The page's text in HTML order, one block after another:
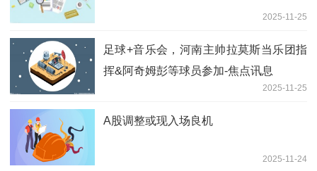
2025-11-25
足球+音乐会，河南主帅拉莫斯当乐团指
挥&阿奇姆彭等球员参加-焦点讯息
2025-11-25
A股调整或现入场良机
2025-11-24